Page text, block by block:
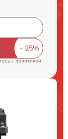
c политикой